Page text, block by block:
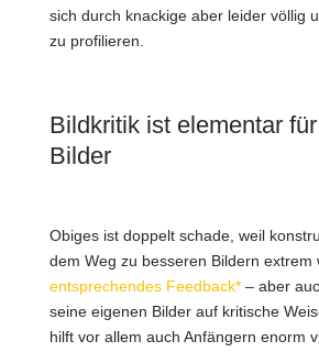
sich durch knackige aber leider völlig
zu profilieren.
Bildkritik ist elementar
Bilder
Obiges ist doppelt schade, weil
dem Weg zu besseren Bildern extrem
entsprechendes Feedback*– aber
seine eigenen Bilder auf kritische
hilft vor allem auch Anfängern enorm